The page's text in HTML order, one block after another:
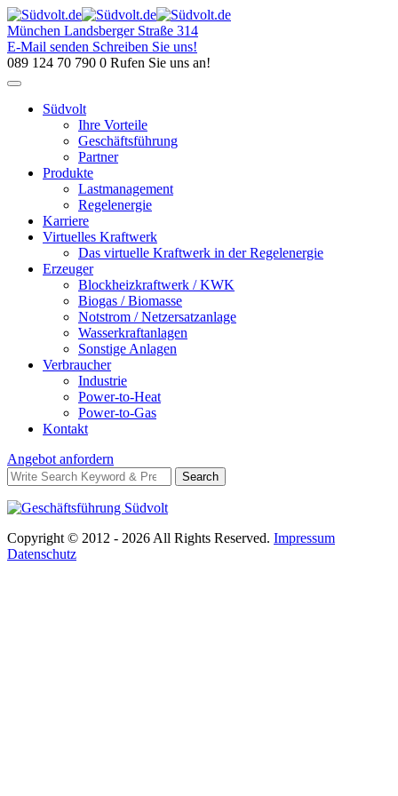
Skip
to
content
München Landsberger Straße 314
E-Mail senden Schreiben Sie uns!
089 124 70 790 0 Rufen Sie uns an!
Südvolt
Ihre Vorteile
Geschäftsführung
Partner
Produkte
Lastmanagement
Regelenergie
Karriere
Virtuelles Kraftwerk
Das virtuelle Kraftwerk in der Regelenergie
Erzeuger
Blockheizkraftwerk / KWK
Biogas / Biomasse
Notstrom / Netzersatzanlage
Wasserkraftanlagen
Sonstige Anlagen
Verbraucher
Industrie
Power-to-Heat
Power-to-Gas
Kontakt
Angebot anfordern
Search
for:
Search
Copyright © 2012 - 2026 All Rights Reserved. Impressum
Datenschutz